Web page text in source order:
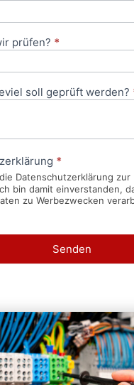
prüfen? *
soll geprüft werden?
*
Datenschutzerklärung zur
bin damit einverstanden,
zu Werbezwecken
Senden